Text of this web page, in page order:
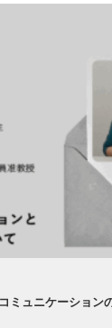
ミュニケーション